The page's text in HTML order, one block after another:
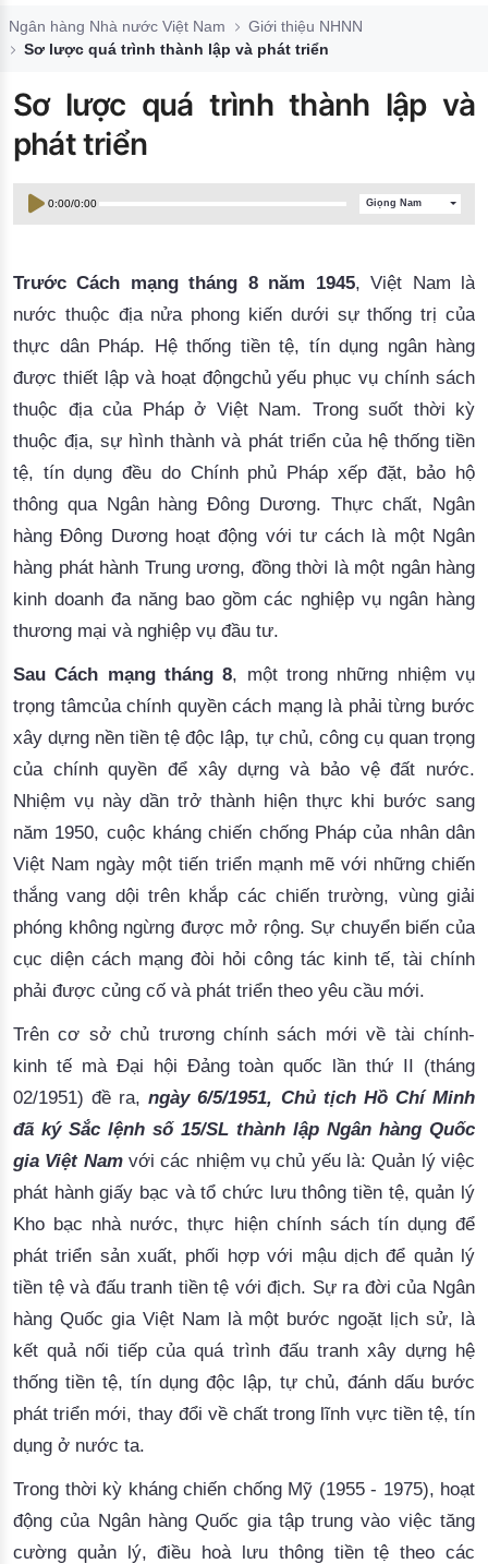
Đào tạo ISO
Ngân hàng Nhà nước Việt Nam
Giới thiệu NHNN
Sơ lược quá trình thành lập và phát triển
Sơ lược quá trình thành lập và
phát triển
0:00/0:00 Giọng Nam
Trước Cách mạng tháng 8 năm 1945, Việt Nam là
nước thuộc địa nửa phong kiến dưới sự thống trị của
thực dân Pháp. Hệ thống tiền tệ, tín dụng ngân hàng
được thiết lập và hoạt độngchủ yếu phục vụ chính sách
thuộc địa của Pháp ở Việt Nam. Trong suốt thời kỳ
thuộc địa, sự hình thành và phát triển của hệ thống tiền
tệ, tín dụng đều do Chính phủ Pháp xếp đặt, bảo hộ
thông qua Ngân hàng Đông Dương. Thực chất, Ngân
hàng Đông Dương hoạt động với tư cách là một Ngân
hàng phát hành Trung ương, đồng thời là một ngân hàng
kinh doanh đa năng bao gồm các nghiệp vụ ngân hàng
thương mại và nghiệp vụ đầu tư.
Sau Cách mạng tháng 8, một trong những nhiệm vụ
trọng tâmcủa chính quyền cách mạng là phải từng bước
xây dựng nền tiền tệ độc lập, tự chủ, công cụ quan trọng
của chính quyền để xây dựng và bảo vệ đất nước.
Nhiệm vụ này dần trở thành hiện thực khi bước sang
năm 1950, cuộc kháng chiến chống Pháp của nhân dân
Việt Nam ngày một tiến triển mạnh mẽ với những chiến
thắng vang dội trên khắp các chiến trường, vùng giải
phóng không ngừng được mở rộng. Sự chuyển biến của
cục diện cách mạng đòi hỏi công tác kinh tế, tài chính
phải được củng cố và phát triển theo yêu cầu mới.
Trên cơ sở chủ trương chính sách mới về tài chính-
kinh tế mà Đại hội Đảng toàn quốc lần thứ II (tháng
02/1951) đề ra,ngày 6/5/1951, Chủ tịch Hồ Chí Minh
đã ký Sắc lệnh số 15/SL thành lập Ngân hàng Quốc
gia Việt Namvới các nhiệm vụ chủ yếu là: Quản lý việc
phát hành giấy bạc và tổ chức lưu thông tiền tệ, quản lý
Kho bạc nhà nước, thực hiện chính sách tín dụng để
phát triển sản xuất, phối hợp với mậu dịch để quản lý
tiền tệ và đấu tranh tiền tệ với địch. Sự ra đời của Ngân
hàng Quốc gia Việt Nam là một bước ngoặt lịch sử, là
kết quả nối tiếp của quá trình đấu tranh xây dựng hệ
thống tiền tệ, tín dụng độc lập, tự chủ, đánh dấu bước
phát triển mới, thay đổi về chất trong lĩnh vực tiền tệ, tín
dụng ở nước ta.
Trong thời kỳ kháng chiến chống Mỹ (1955 - 1975), hoạt
động của Ngân hàng Quốc gia tập trung vào việc tăng
cường quản lý, điều hoà lưu thông tiền tệ theo các